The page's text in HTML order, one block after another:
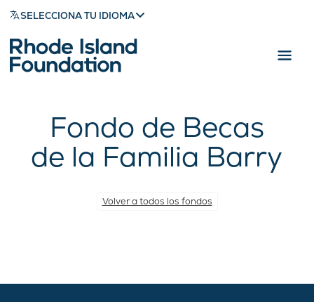
SELECCIONA TU IDIOMA
Fondo de Becas
de la Familia Barry
Volver a todos los fondos